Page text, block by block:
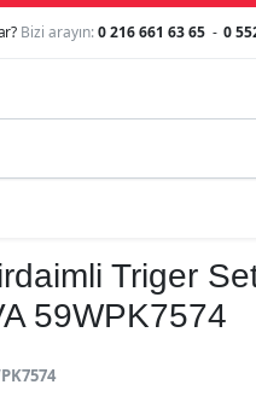
Bizi arayın:0 216 661 63 65 -0
Triger
59WPK7574